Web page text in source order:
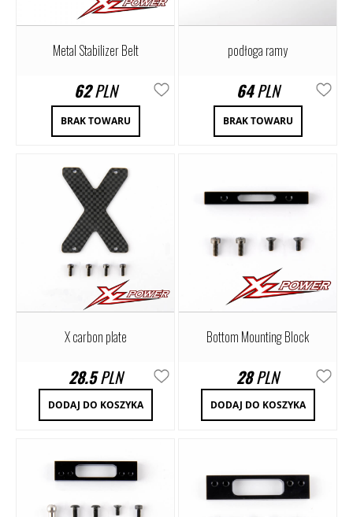
Metal Stabilizer Belt
62PLN
BRAK TOWARU
podłoga ramy
64PLN
BRAK TOWARU
X carbon plate
28.5PLN
DODAJ DO KOSZYKA
Bottom Mounting Block
28PLN
DODAJ DO KOSZYKA